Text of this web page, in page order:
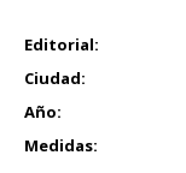
Editorial:
Ciudad:
Año:
Medidas: